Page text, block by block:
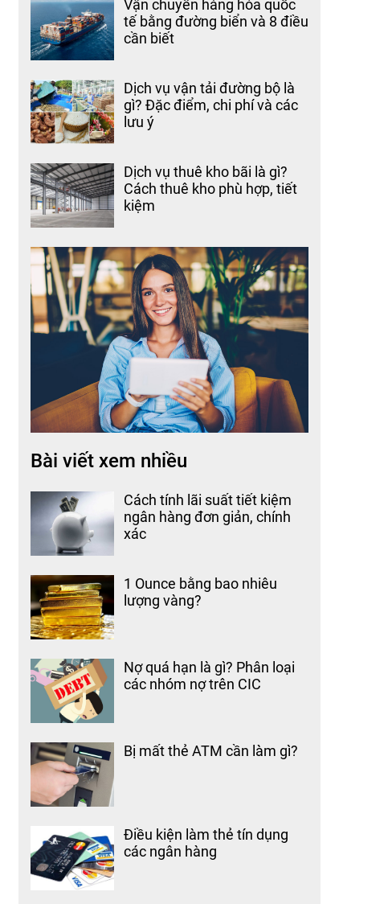
Vận chuyển hàng hóa quốc
tế bằng đường biển và 8 điều
cần biết
Dịch vụ vận tải đường bộ là
gì? Đặc điểm, chi phí và các
lưu ý
Dịch vụ thuê kho bãi là gì?
Cách thuê kho phù hợp, tiết
kiệm
Bài viết xem nhiều
Cách tính lãi suất tiết kiệm
ngân hàng đơn giản, chính
xác
1 Ounce bằng bao nhiêu
lượng vàng?
Nợ quá hạn là gì? Phân loại
các nhóm nợ trên CIC
Bị mất thẻ ATM cần làm gì?
Điều kiện làm thẻ tín dụng
các ngân hàng